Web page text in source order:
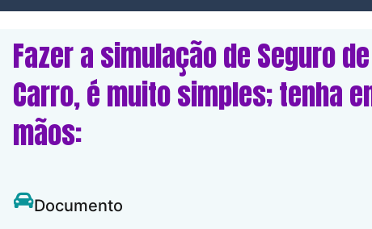
Fazer a simulação de Seguro de
Carro, é muito simples; tenha
mãos:
Documento